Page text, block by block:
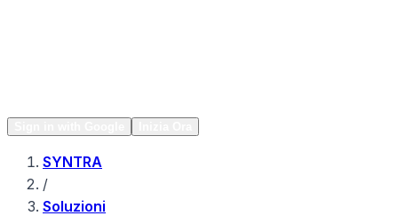
SYNTRA
/
Soluzioni